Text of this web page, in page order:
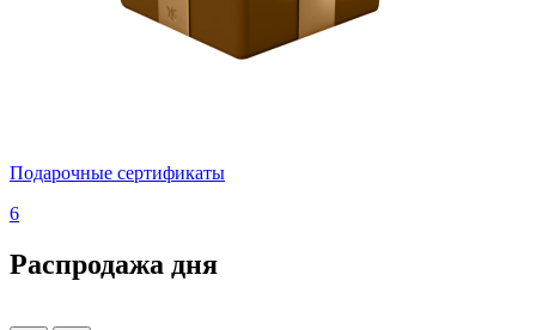
Подарочные сертификаты
6
Распродажа дня